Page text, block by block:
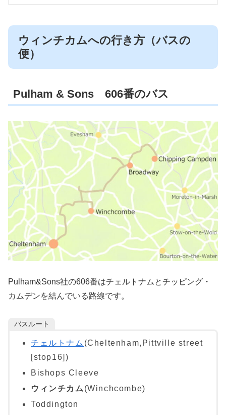
ウィンチカムへの行き方（バスの
便）
Pulham & Sons 606番のバス
Pulham&Sons社の606番はチェルトナムとチッピング・
カムデンを結んでいる路線です。
バスルート
チェルトナム (Cheltenham,Pittville street
[stop16])
Bishops Cleeve
ウィンチカム (Winchcombe)
Toddington